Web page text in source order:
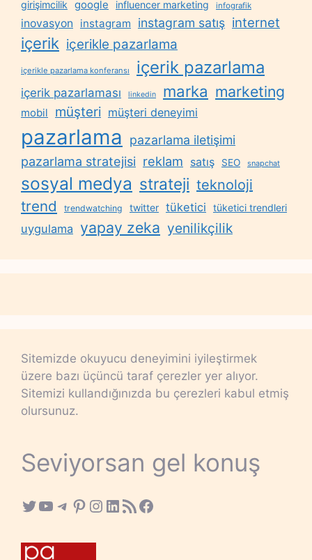
girişimcilik google influencer marketing infografik
inovasyon instagram instagram satış internet
içerik içerikle pazarlama
içerikle pazarlama konferansı içerik pazarlama
içerik pazarlaması linkedin marka marketing
mobil müşteri müşteri deneyimi
pazarlama
pazarlama iletişimi
pazarlama stratejisi reklam satış SEO snapchat
sosyal medya strateji teknoloji
trend trendwatching twitter tüketici tüketici trendleri
uygulama yapay zeka yenilikçilik
Sitemizde okuyucu deneyimini iyileştirmek
üzere bazı üçüncü taraf çerezler yer alıyor.
Sitemizi kullandığınızda bu çerezleri kabul etmiş
olursunuz.
Seviyorsan gel konuş
Twitter
YouTube
Telegram
Pinterest
Instagram
LinkedIn
RSS FeedFacebook